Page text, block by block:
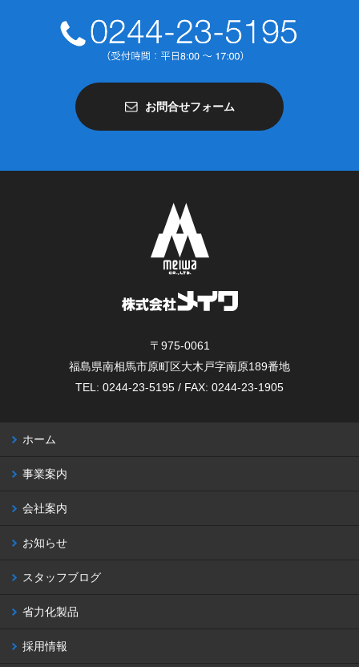
お問合せフォーム
〒975-0061
福島県南相馬市原町区大木戸字南原189番地
TEL: 0244-23-5195 / FAX: 0244-23-1905
ホーム
事業案内
会社案内
お知らせ
スタッフブログ
省力化製品
採用情報